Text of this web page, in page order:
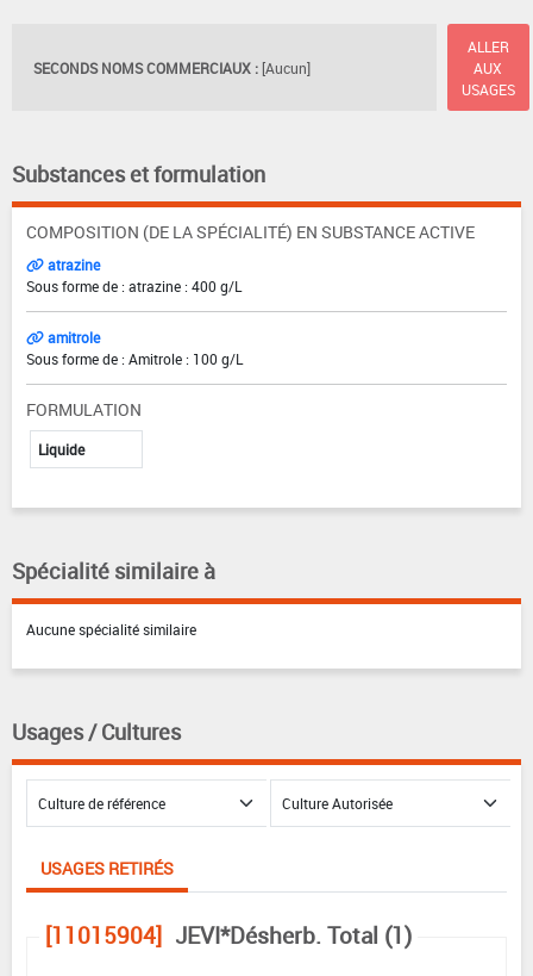
SECONDS NOMS COMMERCIAUX : [Aucun]
ALLER
AUX
USAGES
Substances et formulation
COMPOSITION (DE LA SPÉCIALITÉ) EN SUBSTANCE ACTIVE
atrazine
Sous forme de : atrazine : 400 g/L
amitrole
Sous forme de : Amitrole : 100 g/L
FORMULATION
Liquide
Spécialité similaire à
Aucune spécialité similaire
Usages / Cultures
USAGES RETIRÉS
[11015904] JEVI*Désherb. Total (1)